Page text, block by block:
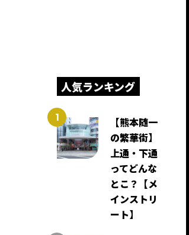
人気ランキング
【熊本随一
の繁華街】
上通・下通
ってどんな
とこ？【メ
インストリ
ート】